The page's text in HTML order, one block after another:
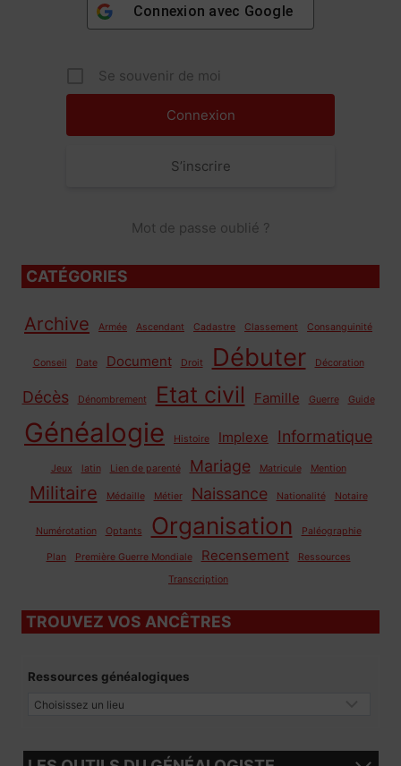
Connexion avec Google
Se souvenir de moi
S’inscrire
Mot de passe oublié ?
CATÉGORIES
Archive Armée Ascendant Cadastre Classement Consanguinité
Conseil Date Document Droit Débuter Décoration
Décès Dénombrement Etat civil Famille Guerre Guide
Généalogie Histoire Implexe Informatique
Jeux latin Lien de parenté Mariage Matricule Mention
Militaire Médaille Métier Naissance Nationalité Notaire
Numérotation Optants Organisation Paléographie
Plan Première Guerre Mondiale Recensement
Ressources
Transcription
TROUVEZ VOS ANCÊTRES
Ressources généalogiques